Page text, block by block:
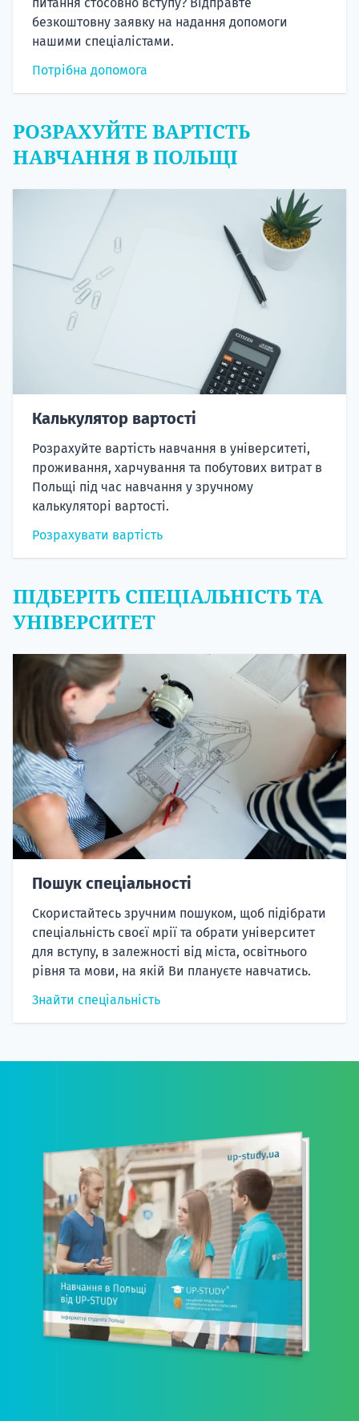
питання стосовно вступу? Відправте
безкоштовну заявку на надання допомоги
нашими спеціалістами.
Потрібна допомога
РОЗРАХУЙТЕ ВАРТІСТЬ
НАВЧАННЯ В ПОЛЬЩІ
Калькулятор вартості
Розрахуйте вартість навчання в університеті,
проживання, харчування та побутових витрат в
Польщі під час навчання у зручному
калькуляторі вартості.
Розрахувати вартість
ПІДБЕРІТЬ СПЕЦІАЛЬНІСТЬ ТА
УНІВЕРСИТЕТ
Пошук спеціальності
Скористайтесь зручним пошуком, щоб підібрати
спеціальність своєї мрії та обрати університет
для вступу, в залежності від міста, освітнього
рівня та мови, на якій Ви плануєте навчатись.
Знайти спеціальність